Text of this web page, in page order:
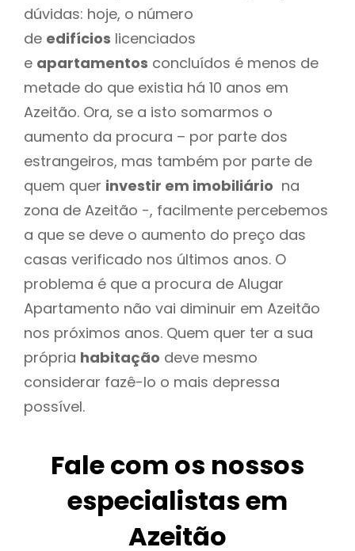
dúvidas: hoje, o número
de edifícios licenciados
e apartamentos concluídos é menos de
metade do que existia há 10 anos em
Azeitão. Ora, se a isto somarmos o
aumento da procura – por parte dos
estrangeiros, mas também por parte de
quem quer investir em imobiliário na
zona de Azeitão -, facilmente percebemos
a que se deve o aumento do preço das
casas verificado nos últimos anos. O
problema é que a procura de Alugar
Apartamento não vai diminuir em Azeitão
nos próximos anos. Quem quer ter a sua
própria habitação deve mesmo
considerar fazê-lo o mais depressa
possível.
Fale com os nossos
especialistas em
Azeitão